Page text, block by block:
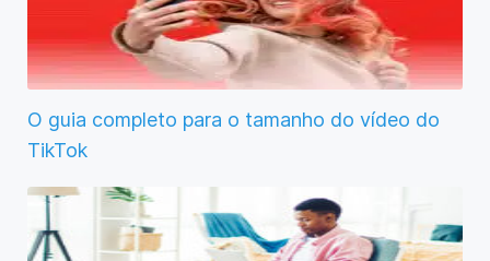
O guia completo para o tamanho do vídeo do
TikTok